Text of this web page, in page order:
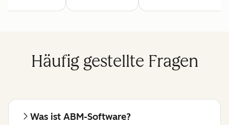
Häufig gestellte Fragen
Was ist ABM-Software?